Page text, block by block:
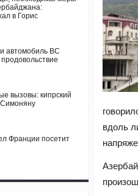
вдоль
в Горис
автомобиль ВС
вызовы: кипрский
Франции посетит
ответственных